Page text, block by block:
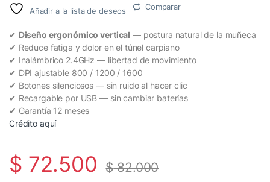
Añadir a la lista de deseos Comparar
✔ Diseño ergonómico vertical — postura natural de la muñeca
✔ Reduce fatiga y dolor en el túnel carpiano
✔ Inalámbrico 2.4GHz — libertad de movimiento
✔ DPI ajustable 800 / 1200 / 1600
✔ Botones silenciosos — sin ruido al hacer clic
✔ Recargable por USB — sin cambiar baterías
✔ Garantía 12 meses
Crédito aquí
$ 72.500 $82.000